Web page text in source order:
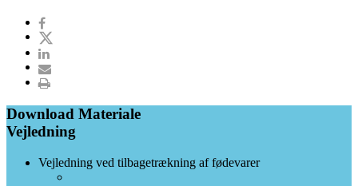
Download Materiale
Vejledning
Vejledning ved tilbagetrækning af fødevarer